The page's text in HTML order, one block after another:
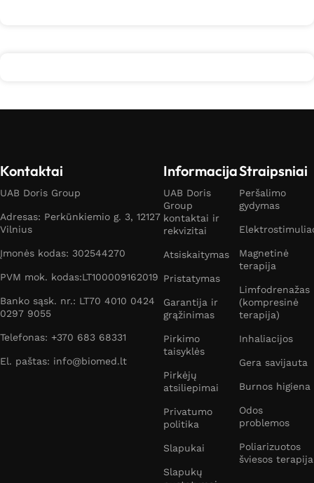
Kontaktai
UAB Doris Group
Adresas: Perkūnkiemio g. 3, 12127
Vilnius
Įmonės kodas: 302544270
PVM mok. kodas:LT100009162019
Banko sąsk. nr.: LT70 4010 0424
0297 9055
Telefonas: +370 683 68331
El. paštas: info@biomed.lt
Informacija
UAB Doris
Group
kontaktai ir
rekvizitai
Atsiskaitymas
Pristatymas
Garantija ir
grąžinimas
Pirkimo
taisyklės
Pirkėjų
atsiliepimai
Privatumo
politika
Slapukai
Slapukų
Straipsniai
Peršalimo
gydymas
Magnetinė
terapija
Limfodrenažas
(kompresinė
terapija)
Inhaliacijos
Gera savijauta
Burnos higiena
Odos
problemos
Poliarizuotos
šviesos terapija